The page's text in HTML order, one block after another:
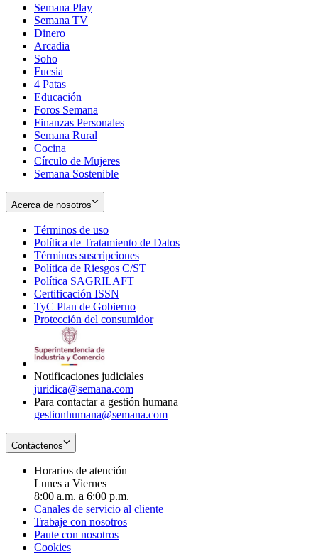
Semana Play
Semana TV
Dinero
Arcadia
Soho
in
new
window
Fucsia
in
new
window
4 Patas
Educación
Foros Semana
Finanzas Personales
Semana Rural
Cocina
Círculo de Mujeres
Semana Sostenible
Acerca de nosotros
Términos de uso
in
new
window
Política de Tratamiento de Datos
Términos suscripciones
in
Política de Riesgos C/ST
Política SAGRILAFT
new
window
Certificación ISSN
in
new
TyC Plan de Gobierno
in
Protección del consumidorOpens
Notificaciones judiciales
juridica@semana.com
Para contactar a gestión humana
gestionhumana@semana.com
Contáctenos
Horarios de atención
Lunes a Viernes
8:00 a.m. a 6:00 p.m.
Canales de servicio al cliente
Trabaje con nosotros
Paute con nosotros
Cookies